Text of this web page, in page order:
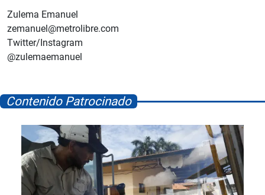
Zulema Emanuel
zemanuel@metrolibre.com
Twitter/Instagram
@zulemaemanuel
Contenido Patrocinado